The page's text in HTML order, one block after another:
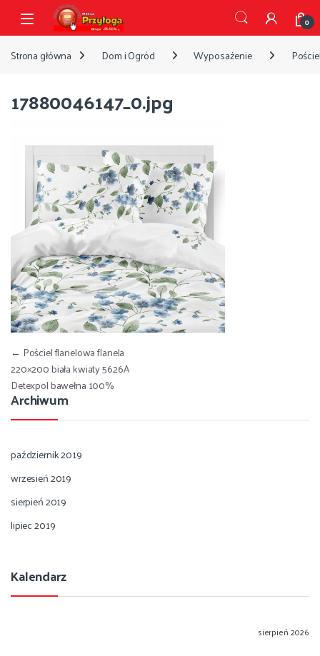
Przejdź do nawigacji
Przejdź do treści
Open 0
Strona główna Dom i Ogród Wyposażenie
17880046147_0.jpg
Nawigacja wpisu
← Pościel flanelowa flanela
220×200 biała kwiaty 5626A
Detexpol bawełna 100%
Archiwum
październik 2019
wrzesień 2019
sierpień 2019
lipiec 2019
Kalendarz
sierpień 2026